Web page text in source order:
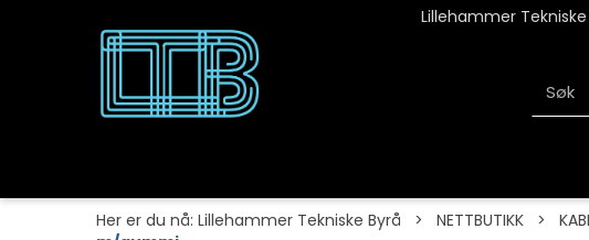
Lillehammer
Her er du nå: Lillehammer Tekniske Byrå > NETTBUTIKK >